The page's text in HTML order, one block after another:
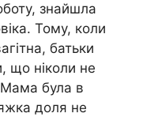
знайшла
Тому, коли
батьки
що ніколи не
Мама була в
доля не